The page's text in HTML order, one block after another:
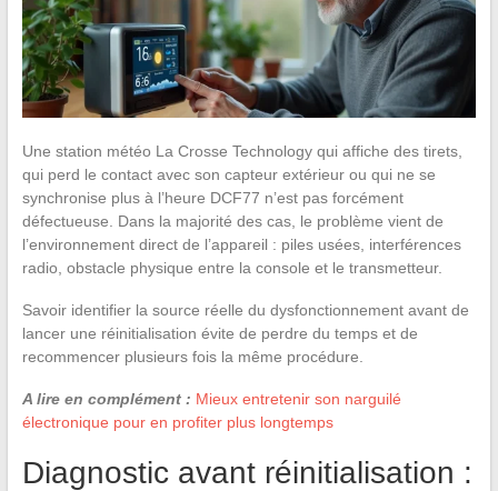
Une station météo La Crosse Technology qui affiche des tirets,
qui perd le contact avec son capteur extérieur ou qui ne se
synchronise plus à l’heure DCF77 n’est pas forcément
défectueuse. Dans la majorité des cas, le problème vient de
l’environnement direct de l’appareil : piles usées, interférences
radio, obstacle physique entre la console et le transmetteur.
Savoir identifier la source réelle du dysfonctionnement avant de
lancer une réinitialisation évite de perdre du temps et de
recommencer plusieurs fois la même procédure.
A lire en complément : Mieux entretenir son narguilé
électronique pour en profiter plus longtemps
Diagnostic avant réinitialisation :